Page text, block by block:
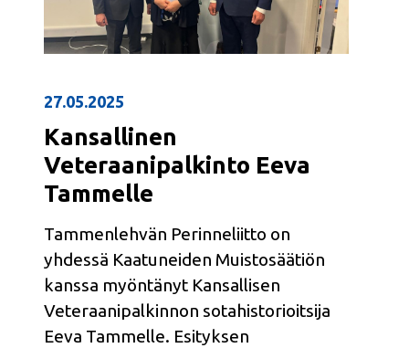
Kansallinen
Veteraanipalkinto Eeva
Tammelle
27.05.2025
Tammenlehvän Perinneliitto on
yhdessä Kaatuneiden Muistosäätiön
kanssa myöntänyt Kansallisen
Veteraanipalkinnon sotahistorioitsija
Eeva Tammelle. Esityksen